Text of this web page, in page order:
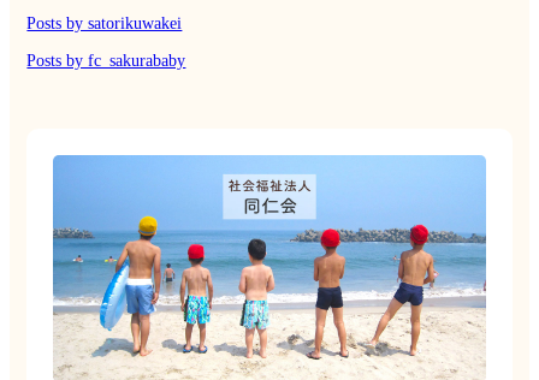
Posts by satorikuwakei
Posts by fc_sakurababy